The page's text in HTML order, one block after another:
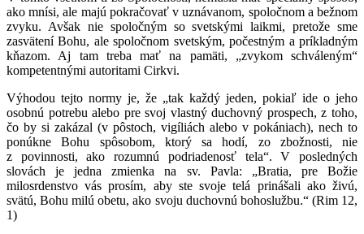
ako mnísi, ale majú pokračovať v uznávanom, spoločnom a bežnom
zvyku. Avšak nie spoločným so svetskými laikmi, pretože sme
zasvätení Bohu, ale spoločnom svetským, počestným a príkladným
kňazom. Aj tam treba mať na pamäti, „zvykom schváleným“
kompetentnými autoritami Cirkvi.
Výhodou tejto normy je, že „tak každý jeden, pokiaľ ide o jeho
osobnú potrebu alebo pre svoj vlastný duchovný prospech, z toho,
čo by si zakázal (v pôstoch, vigíliách alebo v pokániach), nech to
ponúkne Bohu spôsobom, ktorý sa hodí, zo zbožnosti, nie
z povinnosti, ako rozumnú podriadenosť tela“. V posledných
slovách je jedna zmienka na sv. Pavla: „Bratia, pre Božie
milosrdenstvo vás prosím, aby ste svoje telá prinášali ako živú,
svätú, Bohu milú obetu, ako svoju duchovnú bohoslužbu.“ (Rim 12,
1)